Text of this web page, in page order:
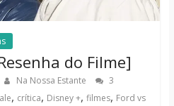
do Filme]
Na Nossa Estante
3
, crítica, Disney +, filmes, Ford vs